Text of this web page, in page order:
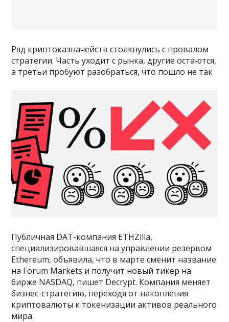
Ряд криптоказначейств столкнулись с провалом
стратегии. Часть уходит с рынка, другие остаются,
а третьи пробуют разобраться, что пошло не так
Публичная DAT-компания ETHZilla,
специализировавшаяся на управлении резервом
Ethereum, объявила, что в марте сменит название
на Forum Markets и получит новый тикер на
бирже NASDAQ, пишет Decrypt. Компания меняет
бизнес-стратегию, переходя от накопления
криптовалюты к токенизации активов реального
мира.